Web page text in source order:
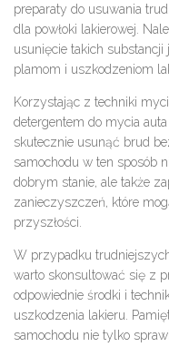
preparaty do usuwania
dla powłoki lakierowej.
usunięcie takich
plamom i uszkodzeniom
Korzystając z techniki
detergentem do mycia
skutecznie usunąć brud
samochodu w ten sposób
dobrym stanie, ale także
zanieczyszczeń, które
przyszłości.
W przypadku
warto skonsultować się z
odpowiednie środki i
uszkodzenia lakieru.
samochodu nie tylko